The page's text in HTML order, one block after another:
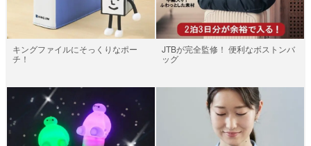
キングファイルにそっくりなポー
チ！
JTBが完全監修！ 便利なボストンバ
ッグ